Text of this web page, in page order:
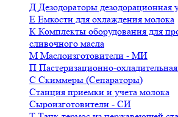
Д Дезодораторы дезодорационная
Е Емкости для охлаждения молока
К Комплекты оборудования для
сливочного масла
М Маслоизготовители - МИ
П Пастеризационно-
С Скиммеры (Сепараторы)
Станция приемки и учета молока
Сыроизготовители - СИ